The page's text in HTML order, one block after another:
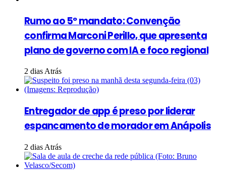
Rumo ao 5º mandato: Convenção
confirma Marconi Perillo, que apresenta
plano de governo com IA e foco regional
2 dias Atrás
Entregador de app é preso por liderar
espancamento de morador em Anápolis
2 dias Atrás